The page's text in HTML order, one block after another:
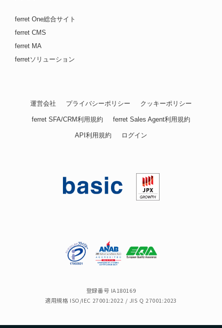
ferret One総合サイト
ferret CMS
ferret MA
ferretソリューション
運営会社 プライバシーポリシー クッキーポリシー
ferret SFA/CRM利用規約 ferret Sales Agent利用規約
API利用規約 ログイン
登録番号 IA180169
適用規格 ISO/IEC 27001:2022 / JIS Q 27001:2023